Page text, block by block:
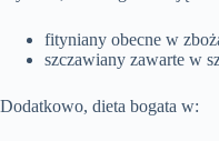
fityniany obecne w
szczawiany zawarte w
Dodatkowo, dieta bogata w: